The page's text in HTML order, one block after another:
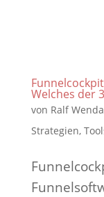
Welches der
von Ralf Wenda
Strategien,